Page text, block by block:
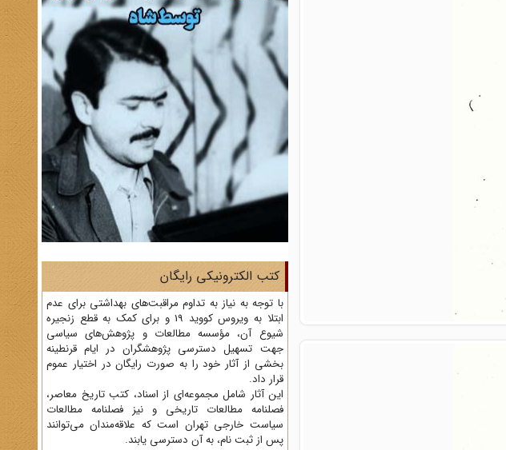
کتب الکترونیکی رایگان
با توجه به نیاز به تداوم مراقبت‌های بهداشتی برای عدم
ابتلا به ویروس کووید 19 و برای کمک به قطع زنجیره
شیوع آن، مؤسسه مطالعات و پژوهش‌های سیاسی
جهت تسهیل دسترسی پژوهشگران در ایام قرنطینه
بخشی از آثار خود را به صورت رایگان در اختیار عموم
قرار داد.
این آثار شامل مجموعه‌ای از اسناد، کتب تاریخ معاصر،
فصلنامه‌ مطالعات تاریخی و نیز فصلنامه مطالعات
سیاست خارجی تهران است که علاقه‌مندان می‌توانند
پس از ثبت نام، به آن دسترسی یابند.